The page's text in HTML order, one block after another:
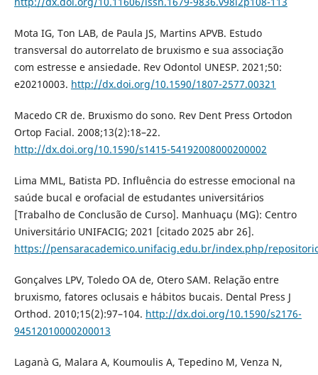
Mota IG, Ton LAB, de Paula JS, Martins APVB. Estudo
transversal do autorrelato de bruxismo e sua associação
com estresse e ansiedade. Rev Odontol UNESP. 2021;50:
e20210003. http://dx.doi.org/10.1590/1807-2577.00321
Macedo CR de. Bruxismo do sono. Rev Dent Press Ortodon
Ortop Facial. 2008;13(2):18–22.
http://dx.doi.org/10.1590/s1415-54192008000200002
Lima MML, Batista PD. Influência do estresse emocional na
saúde bucal e orofacial de estudantes universitários
[Trabalho de Conclusão de Curso]. Manhuaçu (MG): Centro
Universitário UNIFACIG; 2021 [citado 2025 abr 26].
https://pensaracademico.unifacig.edu.br/index.php/
Gonçalves LPV, Toledo OA de, Otero SAM. Relação entre
bruxismo, fatores oclusais e hábitos bucais. Dental Press J
Orthod. 2010;15(2):97–104. http://dx.doi.org/10.1590/s2176-
94512010000200013
Laganà G, Malara A, Koumoulis A, Tepedino M, Venza N,